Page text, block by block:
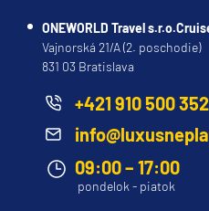
ONEWORLD Travel
Vajnorská 21/A (2. poschodie)
831 03 Bratislava
+421 910 500 352
09:00 – 17:00
pondelok - piatok